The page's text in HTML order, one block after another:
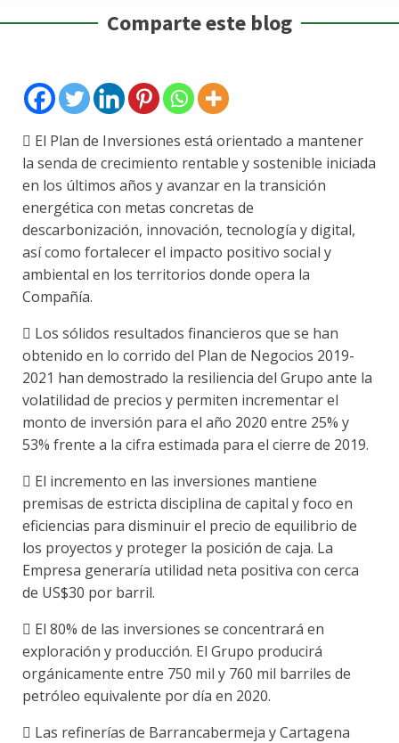
Comparte este blog
 El Plan de Inversiones está orientado a mantener
la senda de crecimiento rentable y sostenible iniciada
en los últimos años y avanzar en la transición
energética con metas concretas de
descarbonización, innovación, tecnología y digital,
así como fortalecer el impacto positivo social y
ambiental en los territorios donde opera la
Compañía.
 Los sólidos resultados financieros que se han
obtenido en lo corrido del Plan de Negocios 2019-
2021 han demostrado la resiliencia del Grupo ante la
volatilidad de precios y permiten incrementar el
monto de inversión para el año 2020 entre 25% y
53% frente a la cifra estimada para el cierre de 2019.
 El incremento en las inversiones mantiene
premisas de estricta disciplina de capital y foco en
eficiencias para disminuir el precio de equilibrio de
los proyectos y proteger la posición de caja. La
Empresa generaría utilidad neta positiva con cerca
de US$30 por barril.
 El 80% de las inversiones se concentrará en
exploración y producción. El Grupo producirá
orgánicamente entre 750 mil y 760 mil barriles de
petróleo equivalente por día en 2020.
 Las refinerías de Barrancabermeja y Cartagena